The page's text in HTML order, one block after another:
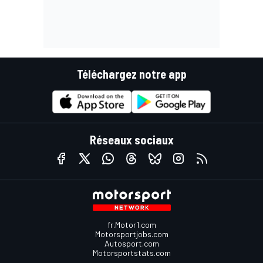
Téléchargez notre app
Réseaux sociaux
fr.Motor1.com
Motorsportjobs.com
Autosport.com
Motorsportstats.com